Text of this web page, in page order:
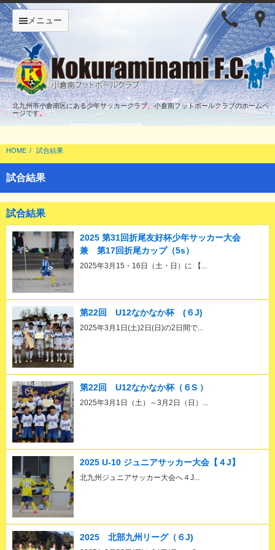
メニュー
北九州市小倉南区にある少年サッカークラブ、小倉南フットボールクラブのホームペ
ージです。
HOME 試合結果
試合結果
試合結果
2025 第31回折尾友好杯少年サッカー大会
兼 第17回折尾カップ（5s）
2025年3月15・16日（土・日）に 【...
第22回 U12なかなか杯 (６J)
2025年3月1日(土)2日(日)の2日間で...
第22回 U12なかなか杯（６S ）
2025年3月1日（土）～3月2日（日）...
2025 U-10 ジュニアサッカー大会【４J】
北九州ジュニアサッカー大会へ４J...
2025 北部九州リーグ（６J)